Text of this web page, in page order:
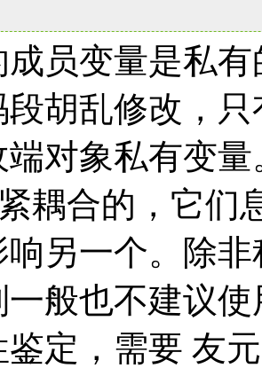
员变量是私
胡乱修改，
对象私有变
耦合的，它们
另一个。除
般也不建议
定，需要 友